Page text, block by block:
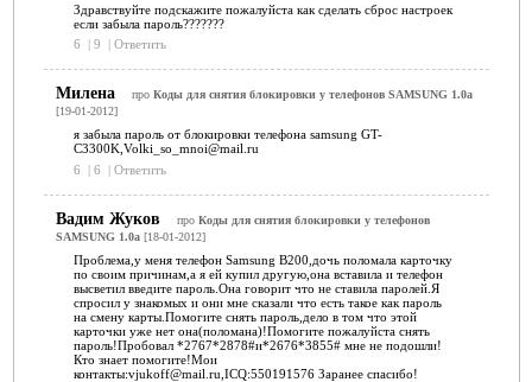
Здравствуйте подскажите пожалуйста как сделать сброс настроек
если забыла пароль???????
6
| 9 | Ответить
Милена про Коды для снятия блокировки у телефонов SAMSUNG 1.0a
[19-01-2012]
я забыла пароль от блокировки телефона samsung GT-
C3300K,Volki_so_mnoi@mail.ru
6
| 6 | Ответить
Вадим Жуков про Коды для снятия блокировки у телефонов
SAMSUNG 1.0a[18-01-2012]
Проблема,у меня телефон Samsung B200,дочь поломала карточку
по своим причинам,а я ей купил другую,она вставила и телефон
высветил введите пароль.Она говорит что не ставила паролей.Я
спросил у знакомых и они мне сказали что есть такое как пароль
на смену карты.Помогите снять пароль,дело в том что этой
карточки уже нет она(поломана)!Помогите пожалуйста снять
пароль!Пробовал *2767*2878#и*2676*3855# мне не подошли!
Кто знает помогите!Мои
контакты:vjukoff@mail.ru,ICQ:550191576 Заранее спасибо!